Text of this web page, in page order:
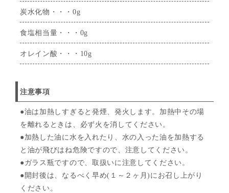
炭水化物・・・0g
食塩相当量・・・0g
オレイン酸・・・10g
注意事項
●油は加熱しすぎると発煙、発火します。加熱中その場
を離れるときは、必ず火を消してください。
●加熱した油に水を入れたり、水の入った油を加熱する
と油が飛びはね危険ですので、注意してください。
●ガラス瓶ですので、取扱いに注意してください。
●開封後は、なるべく早め(１～２ヶ月)にお召し上がり
ください。